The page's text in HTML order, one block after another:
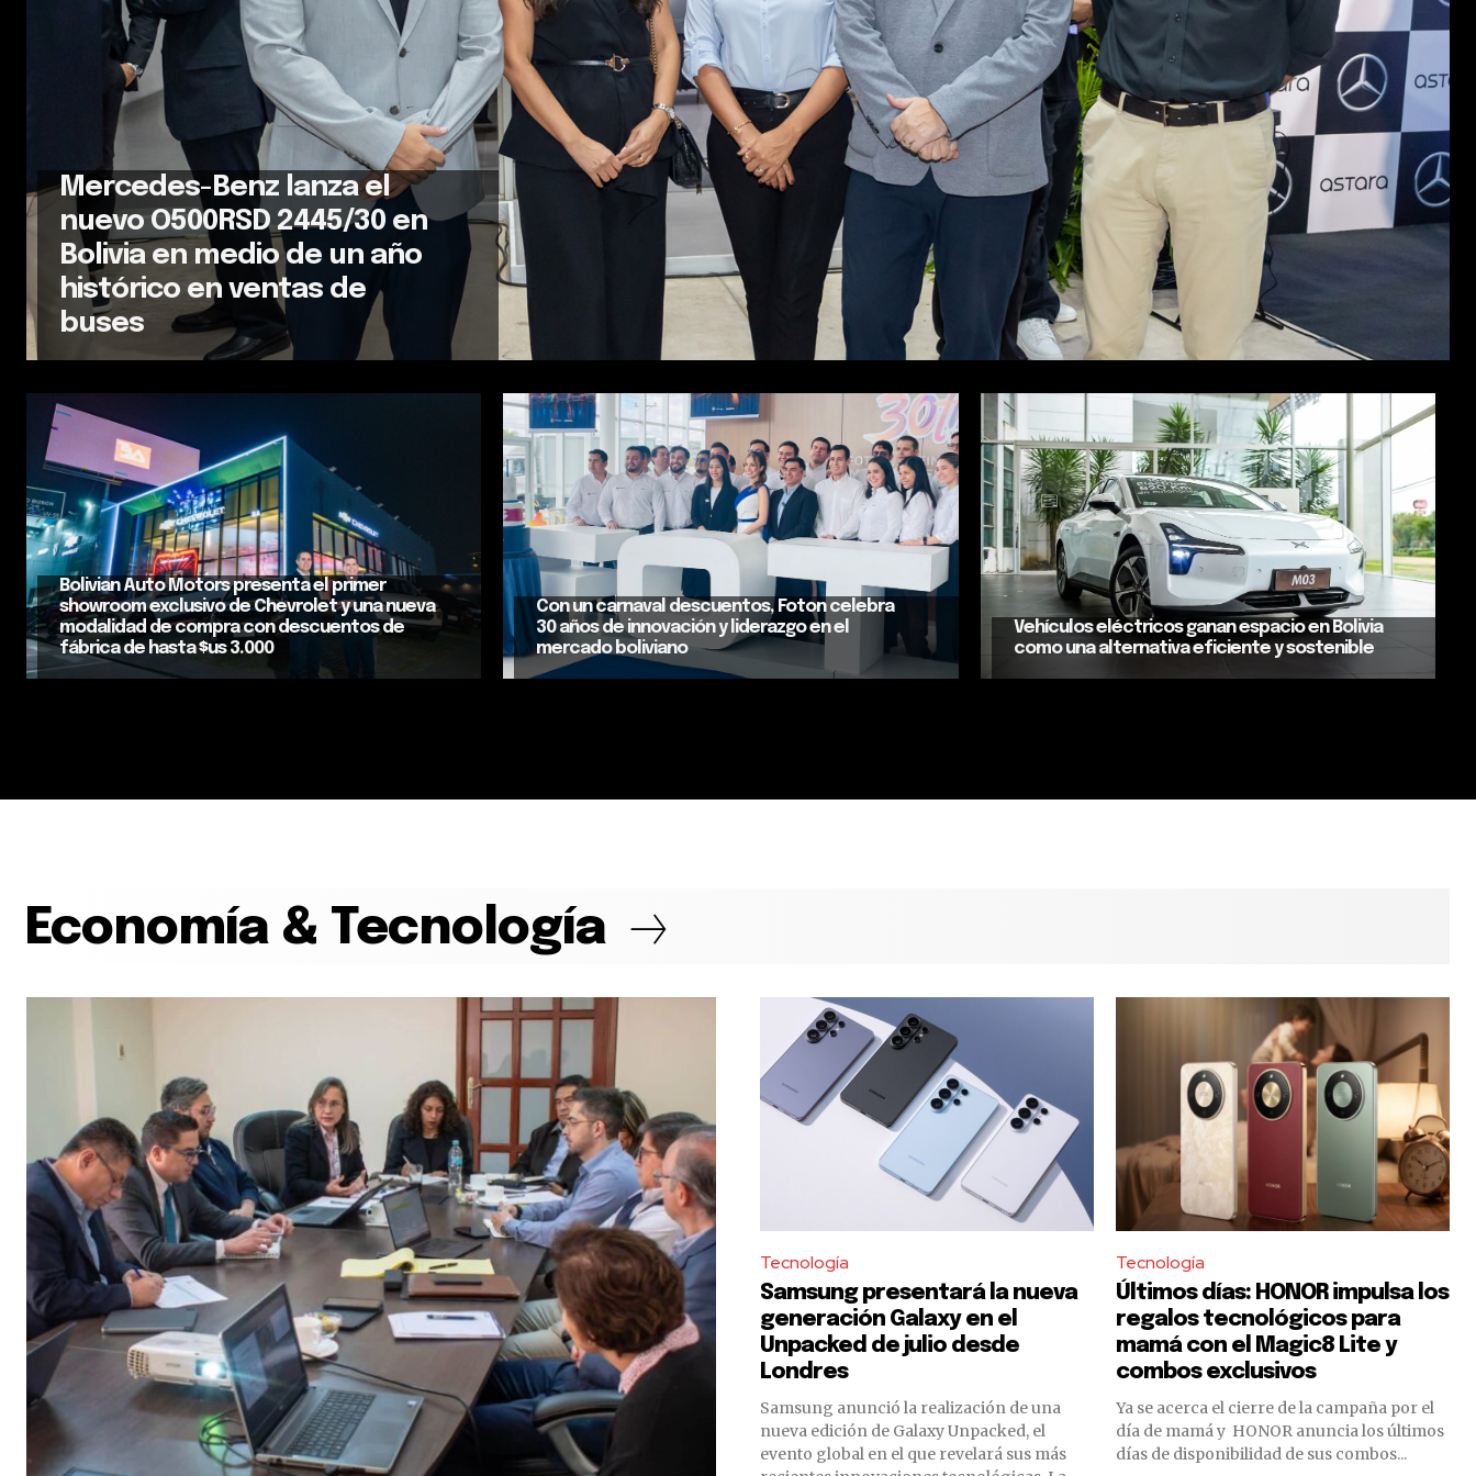
Mercedes-Benz lanza el
nuevo O500RSD 2445/30 en
Bolivia en medio de un año
histórico en ventas de
buses
Bolivian Auto Motors presenta el primer
showroom exclusivo de Chevrolet y una nueva
modalidad de compra con descuentos de
fábrica de hasta $us 3.000
Con un carnaval descuentos, Foton celebra
30 años de innovación y liderazgo en el
mercado boliviano
Vehículos eléctricos ganan espacio en Bolivia
como una alternativa eficiente y sostenible
Economía & Tecnología
Tecnología
Samsung presentará la nueva
generación Galaxy en el
Unpacked de julio desde
Londres
Samsung anunció la realización de una
nueva edición de Galaxy Unpacked, el
evento global en el que revelará sus más
Tecnología
Últimos días: HONOR impulsa los
regalos tecnológicos para
mamá con el Magic8 Lite y
combos exclusivos
Ya se acerca el cierre de la campaña por el
día de mamá y HONOR anuncia los últimos
días de disponibilidad de sus combos...